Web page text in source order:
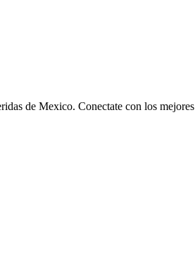
de Mexico. Conectate con los